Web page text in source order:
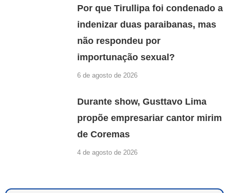
Por que Tirullipa foi condenado a
indenizar duas paraibanas, mas
não respondeu por
importunação sexual?
6 de agosto de 2026
Durante show, Gusttavo Lima
propõe empresariar cantor mirim
de Coremas
4 de agosto de 2026